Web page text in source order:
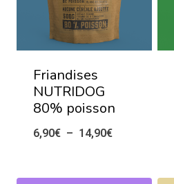
Friandises
NUTRIDOG
80% poisson
6,90€ – 14,90€Plage
prix :